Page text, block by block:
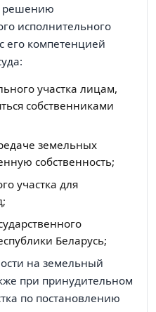
решению
исполнительного
его компетенцией
участка лицам,
собственниками
земельных
собственность;
участка для
Беларусь;
на земельный
при принудительном
по постановлению